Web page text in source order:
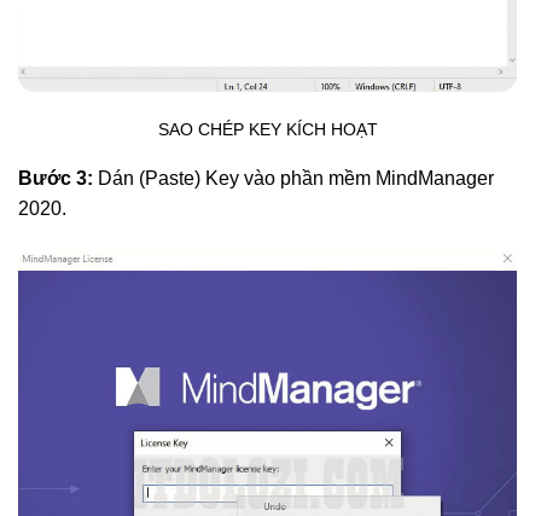
SAO CHÉP KEY KÍCH HOẠT
Bước 3: Dán (Paste) Key vào phần mềm MindManager
2020.